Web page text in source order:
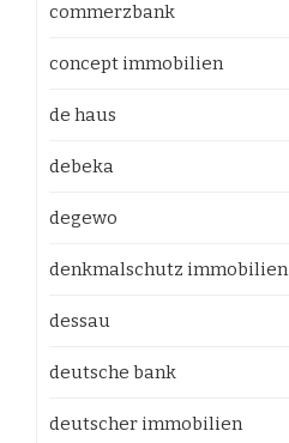
commerzbank
concept immobilien
de haus
debeka
degewo
denkmalschutz immobilien
dessau
deutsche bank
deutscher immobilien